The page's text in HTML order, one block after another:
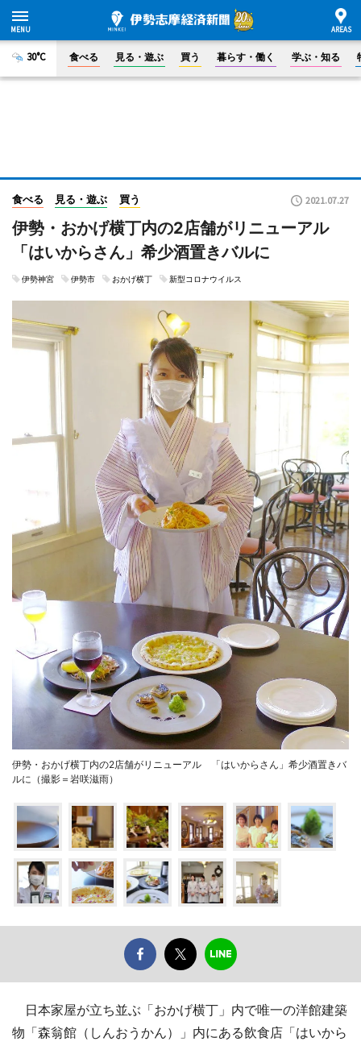
30°C 食べる 見る・遊ぶ 買う 暮らす・働く 学ぶ・知る
食べる 見る・遊ぶ 買う 2021.07.27
伊勢・おかげ横丁内の2店舗がリニューアル
「はいからさん」希少酒置きバルに
伊勢神宮 伊勢市 おかげ横丁 新型コロナウイルス
伊勢・おかげ横丁内の2店舗がリニューアル 「はいからさん」希少酒置きバ
ルに（撮影＝岩咲滋雨）
日本家屋が立ち並ぶ「おかげ横丁」内で唯一の洋館建築
物「森翁館（しんおうかん）」内にある飲食店「はいから